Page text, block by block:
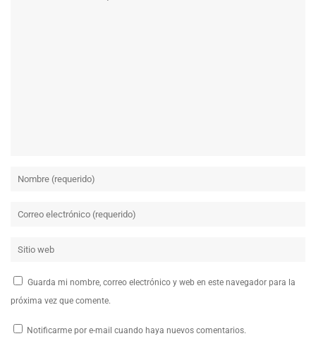
Guarda mi nombre, correo electrónico y web en este navegador para la
próxima vez que comente.
Notificarme por e-mail cuando haya nuevos comentarios.